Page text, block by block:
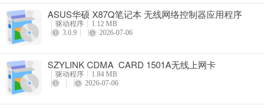
ASUS华硕 X87Q笔记本 无线网络控制器应用程序
驱动程序
1.12 MB
3.0.9
2026-07-06
SZYLINK CDMA_CARD 1501A无线上网卡
驱动程序
1.84 MB
2026-07-06